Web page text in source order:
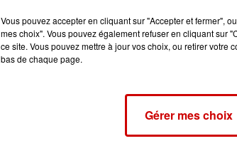
Vous pouvez accepter en cliquant sur "Accepter et fermer",
mes choix". Vous pouvez également refuser en cliquant sur
ce site. Vous pouvez mettre à jour vos choix, ou retirer votre
bas de chaque page.
Gérer mes choix